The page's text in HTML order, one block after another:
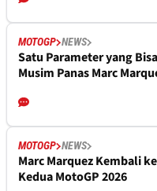
MOTOGP NEWS
Satu Parameter yang
Musim Panas Marc
MOTOGP NEWS
Marc Marquez Kembali
Kedua MotoGP 2026